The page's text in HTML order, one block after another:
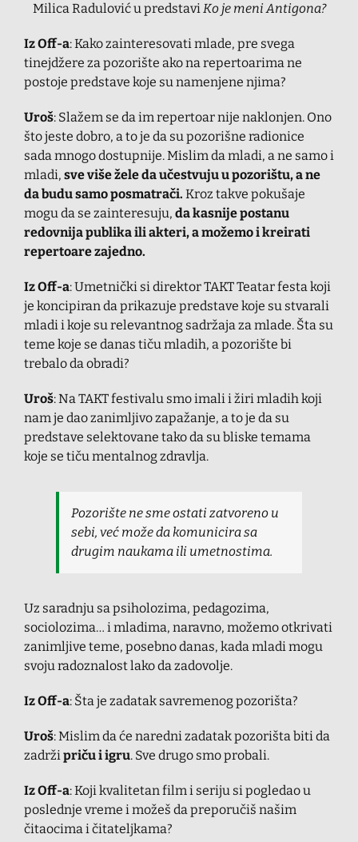
Milica Radulović u predstaviKo je meni Antigona?
Iz Off-a: Kako zainteresovati mlade, pre svega
tinejdžere za pozorište ako na repertoarima ne
postoje predstave koje su namenjene njima?
Uroš: Slažem se da im repertoar nije naklonjen. Ono
što jeste dobro, a to je da su pozorišne radionice
sada mnogo dostupnije. Mislim da mladi, a ne samo i
mladi, sve više žele da učestvuju u pozorištu, a ne
da budu samo posmatrači. Kroz takve pokušaje
mogu da se zainteresuju, da kasnije postanu
redovnija publika ili akteri, a možemo i kreirati
repertoare zajedno.
Iz Off-a: Umetnički si direktor TAKT Teatar festa koji
je koncipiran da prikazuje predstave koje su stvarali
mladi i koje su relevantnog sadržaja za mlade. Šta su
teme koje se danas tiču mladih, a pozorište bi
trebalo da obradi?
Uroš: Na TAKT festivalu smo imali i žiri mladih koji
nam je dao zanimljivo zapažanje, a to je da su
predstave selektovane tako da su bliske temama
koje se tiču mentalnog zdravlja.
Pozorište ne sme ostati zatvoreno u
sebi, već može da komunicira sa
drugim naukama ili umetnostima.
Uz saradnju sa psiholozima, pedagozima,
sociolozima… i mladima, naravno, možemo otkrivati
zanimljive teme, posebno danas, kada mladi mogu
svoju radoznalost lako da zadovolje.
Iz Off-a: Šta je zadatak savremenog pozorišta?
Uroš: Mislim da će naredni zadatak pozorišta biti da
zadržipriču i igru. Sve drugo smo probali.
Iz Off-a: Koji kvalitetan film i seriju si pogledao u
poslednje vreme i možeš da preporučiš našim
čitaocima i čitateljkama?